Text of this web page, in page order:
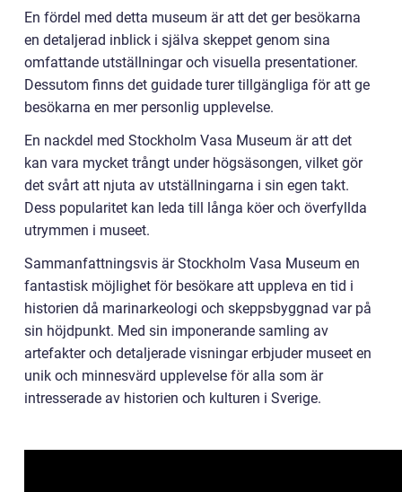
En fördel med detta museum är att det ger besökarna
en detaljerad inblick i själva skeppet genom sina
omfattande utställningar och visuella presentationer.
Dessutom finns det guidade turer tillgängliga för att ge
besökarna en mer personlig upplevelse.
En nackdel med Stockholm Vasa Museum är att det
kan vara mycket trångt under högsäsongen, vilket gör
det svårt att njuta av utställningarna i sin egen takt.
Dess popularitet kan leda till långa köer och överfyllda
utrymmen i museet.
Sammanfattningsvis är Stockholm Vasa Museum en
fantastisk möjlighet för besökare att uppleva en tid i
historien då marinarkeologi och skeppsbyggnad var på
sin höjdpunkt. Med sin imponerande samling av
artefakter och detaljerade visningar erbjuder museet en
unik och minnesvärd upplevelse för alla som är
intresserade av historien och kulturen i Sverige.